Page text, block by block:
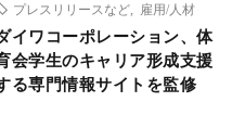
プレスリリースなど
雇用/人材
イワコーポレーション、体
会学生のキャリア形成支援
る専門情報サイトを監修